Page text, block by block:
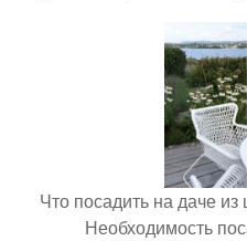
Что посадить на даче
Необходимость